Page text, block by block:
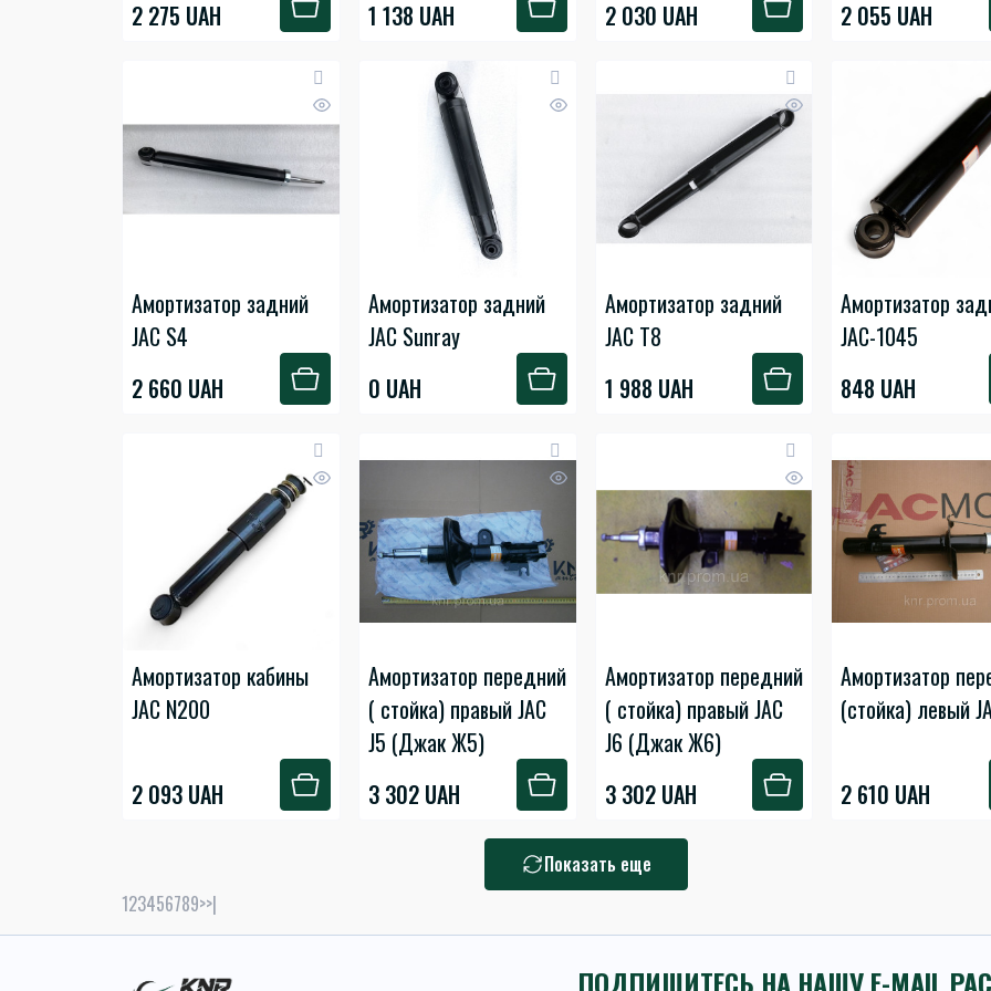
2 275 UAH 1 138 UAH 2 030 UAH 2 055 UAH
Амортизатор задний
JAC S4
2 660 UAH
Амортизатор задний
JAC Sunray
0 UAH
Амортизатор задний
JAC T8
1 988 UAH
Амортизатор
JAC-1045
848 UAH
Амортизатор кабины
JAC N200
2 093 UAH
Амортизатор передний
( стойка) правый JAC
J5 (Джак Ж5)
3 302 UAH
Амортизатор передний
( стойка) правый JAC
J6 (Джак Ж6)
3 302 UAH
Амортизатор
(стойка) левый
2 610 UAH
Показать еще
123456789>>|
ПОДПИШИТЕСЬ НА НАШУ E-MAIL